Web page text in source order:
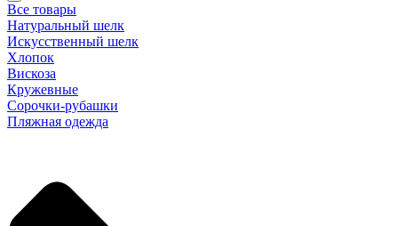
Все товары
Натуральный шелк
Искусственный шелк
Хлопок
Вискоза
Кружевные
Сорочки-рубашки
Пляжная одежда